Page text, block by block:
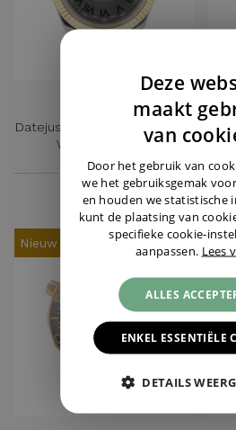
Datejust II Gold/Steel Fluted
Wimbledon Dial
€ 11.895,-
Nieuw
Deze
maakt
van
Door het gebruik van
we het gebruiksgemak
en houden we statistische
kunt de plaatsing van
specifieke cookie-
aanpassen. Lees
ALLES
ENKEL ESSENTIËLE
DETAILS